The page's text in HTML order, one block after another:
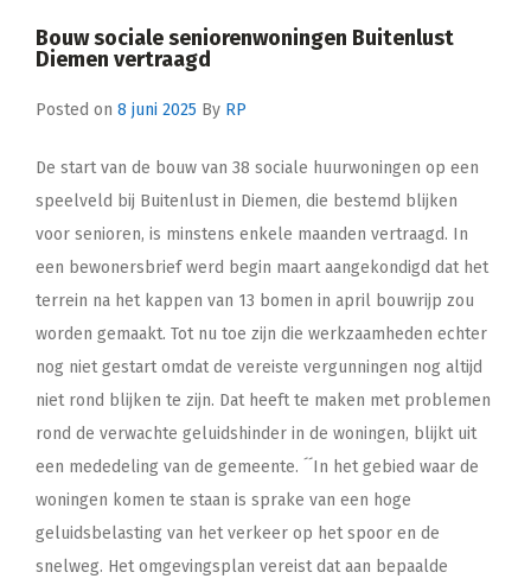
Bouw sociale seniorenwoningen Buitenlust
Diemen vertraagd
Posted on 8 juni 2025 By RP
De start van de bouw van 38 sociale huurwoningen op een
speelveld bij Buitenlust in Diemen, die bestemd blijken
voor senioren, is minstens enkele maanden vertraagd. In
een bewonersbrief werd begin maart aangekondigd dat het
terrein na het kappen van 13 bomen in april bouwrijp zou
worden gemaakt. Tot nu toe zijn die werkzaamheden echter
nog niet gestart omdat de vereiste vergunningen nog altijd
niet rond blijken te zijn. Dat heeft te maken met problemen
rond de verwachte geluidshinder in de woningen, blijkt uit
een mededeling van de gemeente. ´´In het gebied waar de
woningen komen te staan is sprake van een hoge
geluidsbelasting van het verkeer op het spoor en de
snelweg. Het omgevingsplan vereist dat aan bepaalde